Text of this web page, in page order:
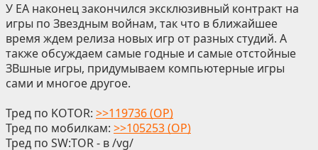
У EA наконец закончился эксклюзивный контракт на
игры по Звездным войнам, так что в ближайшее
время ждем релиза новых игр от разных студий. А
также обсуждаем самые годные и самые отстойные
ЗВшные игры, придумываем компьютерные игры
сами и многое другое.
Тред по KOTOR: >>119736 (OP)
Тред по мобилкам: >>105253 (OP)
Тред по SW:ТОR - в /vg/